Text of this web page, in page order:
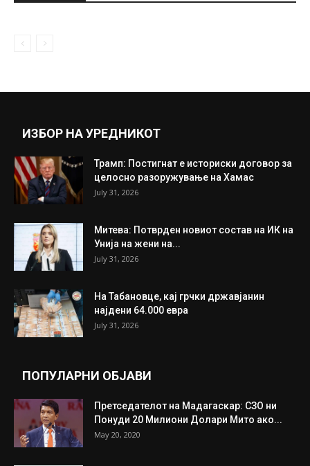
ИЗБОР НА УРЕДНИКОТ
Трамп: Постигнат е историски договор за
целосно разоружување на Хамас
July 31, 2026
Митева: Потврден новиот состав на ИК на
Унија на жени на...
July 31, 2026
На Табановце, кај грчки државјанин
најдени 64.000 евра
July 31, 2026
ПОПУЛАРНИ ОБЈАВИ
Претседателот на Мадагаскар: СЗО ни
Понуди 20 Милиони Долари Мито ако...
May 20, 2020